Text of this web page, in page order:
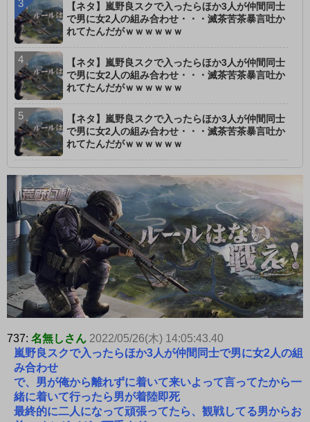
【ネタ】嵐野良スクで入ったらほか3人が仲間同士
で男に女2人の組み合わせ・・・滅茶苦茶暴言吐か
れてたんだがｗｗｗｗｗｗ
【ネタ】嵐野良スクで入ったらほか3人が仲間同士
で男に女2人の組み合わせ・・・滅茶苦茶暴言吐か
れてたんだがｗｗｗｗｗｗ
【ネタ】嵐野良スクで入ったらほか3人が仲間同士
で男に女2人の組み合わせ・・・滅茶苦茶暴言吐か
れてたんだがｗｗｗｗｗｗ
737: 名無しさん 2022/05/26(木) 14:05:43.40
嵐野良スクで入ったらほか3人が仲間同士で男に女2人の組
み合わせ
で、男が俺から離れずに着いて来いよって言ってたから一
緒に着いて行ったら男が着陸即死
最終的に二人になって頑張ってたら、観戦してる男からお